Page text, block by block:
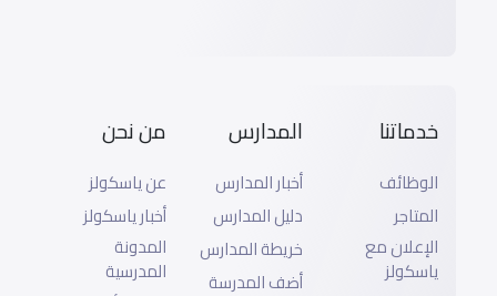
خدماتنا
الوظائف
المتاجر
الإعلان مع
ياسكولز
المدارس
أخبار المدارس
دليل المدارس
خريطة المدارس
أضف المدرسة
من نحن
عن ياسكولز
أخبار ياسكولز
المدونة
المدرسية